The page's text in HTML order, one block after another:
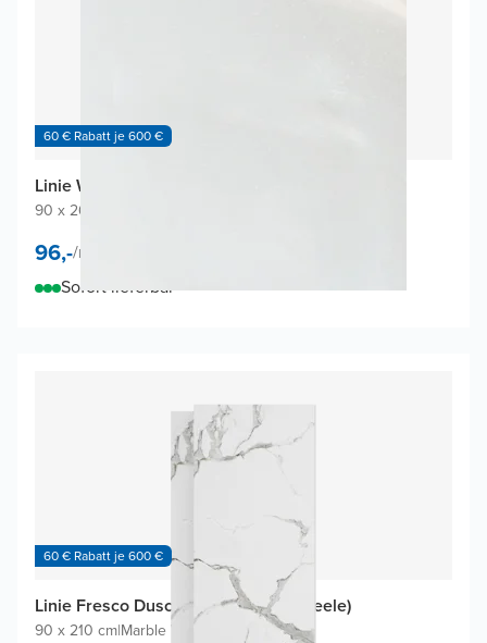
60 € Rabatt je 600 €
Linie Wall Duschrückwand
90 x 260 cm
96,-/m²
Sofort lieferbar
60 € Rabatt je 600 €
Linie Fresco Duschrückwand (2 Paneele)
90 x 210 cm|Marble White